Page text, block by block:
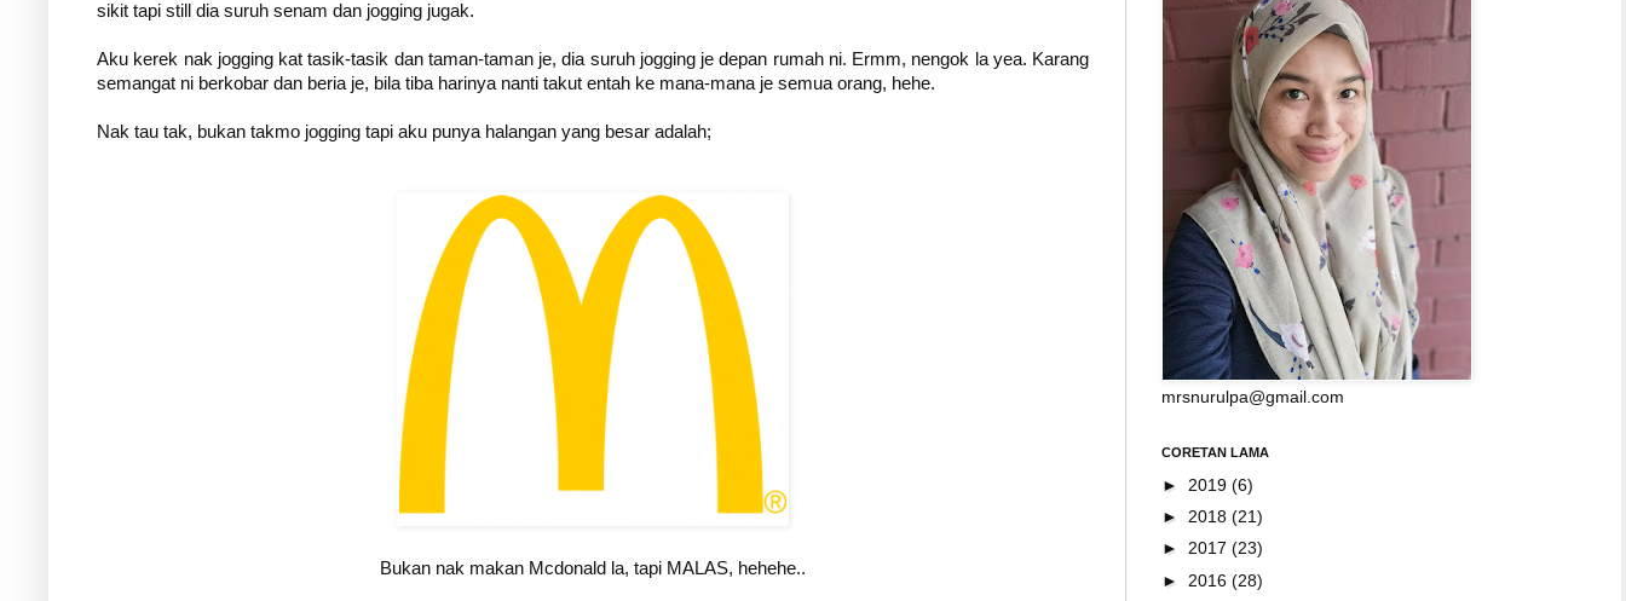
sikit tapi still dia suruh senam dan jogging jugak.
Aku kerek nak jogging kat tasik-tasik dan taman-taman je, dia suruh jogging je depan rumah ni. Ermm, nengok la yea. Karang
semangat ni berkobar dan beria je, bila tiba harinya nanti takut entah ke mana-mana je semua orang, hehe.
Nak tau tak, bukan takmo jogging tapi aku punya halangan yang besar adalah;
Bukan nak makan Mcdonald la, tapi MALAS, hehehe..
mrsnurulpa@gmail.com
CORETAN LAMA
► 2019 (6)
► 2018 (21)
► 2017 (23)
► 2016 (28)